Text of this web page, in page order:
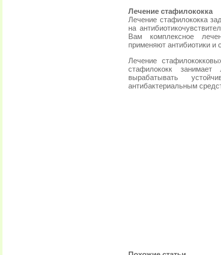
Лечение стафилококка
Лечение стафилококка
на
Вам комплексное
применяют антибиотики
Лечение
стафилококк
вырабатывать
антибактериальным